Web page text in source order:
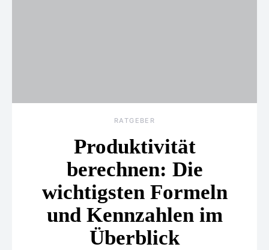
RATGEBER
Produktivität
berechnen: Die
wichtigsten Formeln
und Kennzahlen im
Überblick